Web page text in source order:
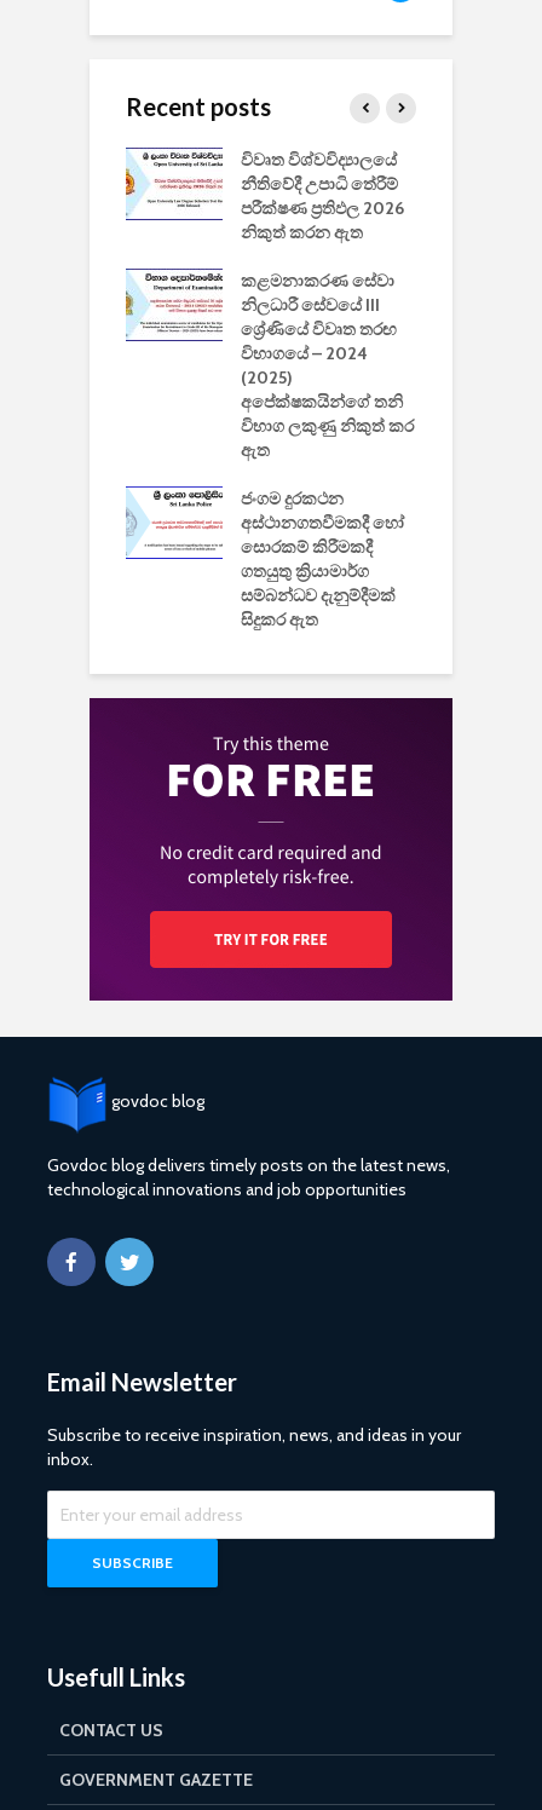
Recent posts
විවෘත විශ්වවිද්‍යාලයේ
නීතිවේදී උපාධි තේරීම්
පරීක්ෂණ ප්‍රතිඵල 2026
නිකුත් කරන ඇත
කළමනාකරණ සේවා
නිලධාරී සේවයේ III
ශ්‍රේණියේ විවෘත තරඟ
විභාගයේ – 2024
(2025)
අපේක්ෂකයින්ගේ තනි
විභාග ලකුණු නිකුත් කර
ඇත
ජංගම දුරකථන
අස්ථානගතවීමකදී හෝ
සොරකම් කිරීමකදී
ගතයුතු ක්‍රියාමාර්ග
සම්බන්ධව දැනුම්දීමක්
සිදුකර ඇත
govdoc blog
Govdoc blog delivers timely posts on the latest news,
technological innovations and job opportunities
Email Newsletter
Subscribe to receive inspiration, news, and ideas in your
inbox.
Usefull Links
CONTACT US
GOVERNMENT GAZETTE